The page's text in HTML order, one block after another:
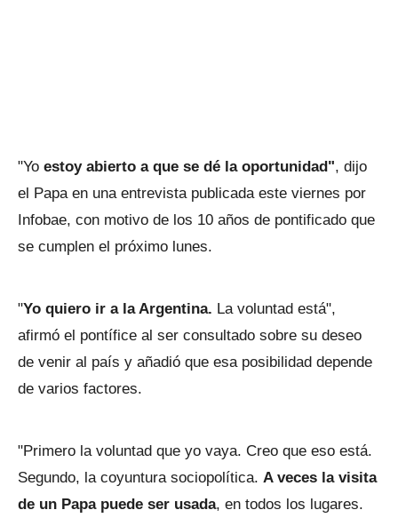
"Yo estoy abierto a que se dé la oportunidad", dijo
el Papa en una entrevista publicada este viernes por
Infobae, con motivo de los 10 años de pontificado que
se cumplen el próximo lunes.
"Yo quiero ir a la Argentina. La voluntad está",
afirmó el pontífice al ser consultado sobre su deseo
de venir al país y añadió que esa posibilidad depende
de varios factores.
"Primero la voluntad que yo vaya. Creo que eso está.
Segundo, la coyuntura sociopolítica. A veces la visita
de un Papa puede ser usada, en todos los lugares.